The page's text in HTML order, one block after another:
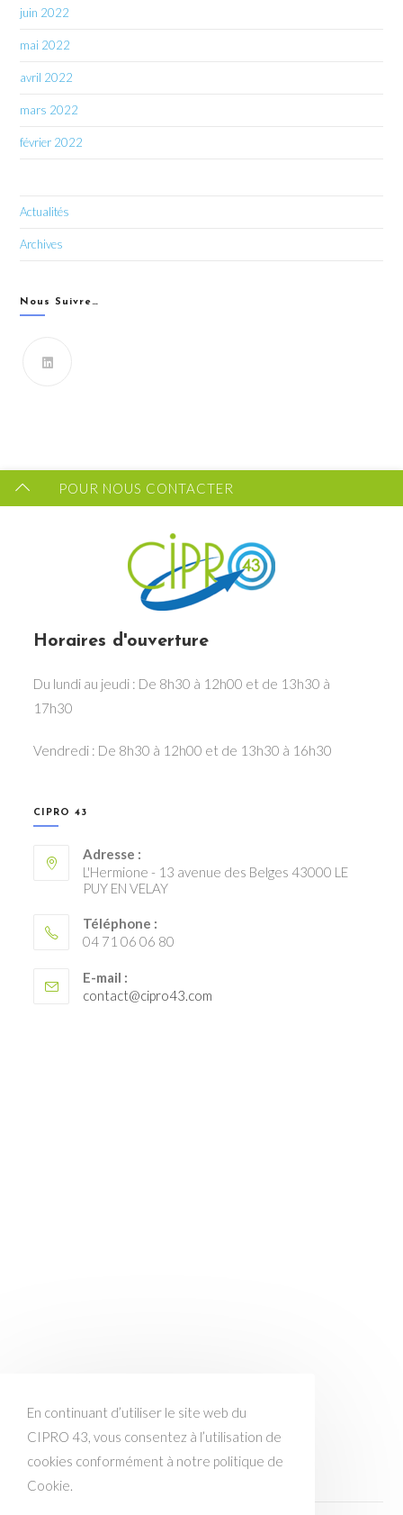
juin 2022
mai 2022
avril 2022
mars 2022
février 2022
Actualités
Archives
Nous Suivre…
Vous souhaitez recevoir les dernières infos du CIPRO
POUR NOUS CONTACTER
Horaires d'ouverture
Du lundi au jeudi : De 8h30 à 12h00 et de 13h30 à
17h30
Vendredi : De 8h30 à 12h00 et de 13h30 à 16h30
CIPRO 43
Adresse :
L'Hermione - 13 avenue des Belges 43000 LE
PUY EN VELAY
Téléphone :
04 71 06 06 80
E-mail :
contact@cipro43.com
En continuant d’utiliser le site web du
CIPRO 43, vous consentez à l’utilisation de
cookies conformément à notre politique de
Cookie.